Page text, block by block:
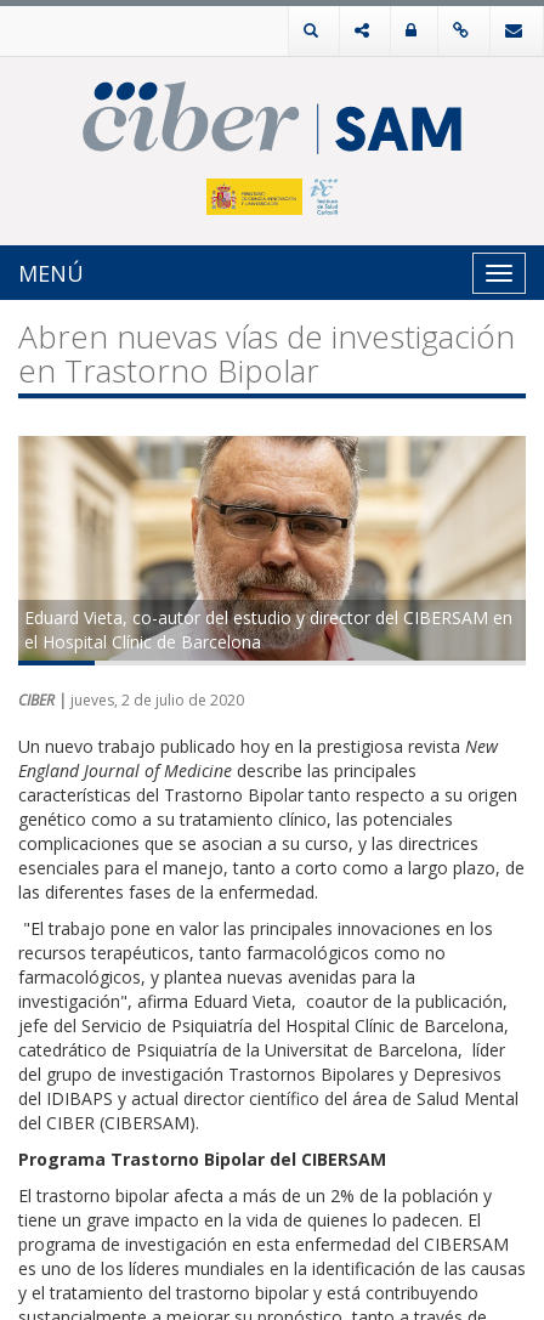
MENÚ
Abren nuevas vías de investigación
en Trastorno Bipolar
Eduard Vieta, co-autor del estudio y director del CIBERSAM en
el Hospital Clínic de Barcelona
CIBER | jueves, 2 de julio de 2020
Un nuevo trabajo publicado hoy en la prestigiosa revista New
England Journal of Medicine describe las principales
características del Trastorno Bipolar tanto respecto a su origen
genético como a su tratamiento clínico, las potenciales
complicaciones que se asocian a su curso, y las directrices
esenciales para el manejo, tanto a corto como a largo plazo, de
las diferentes fases de la enfermedad.
"El trabajo pone en valor las principales innovaciones en los
recursos terapéuticos, tanto farmacológicos como no
farmacológicos, y plantea nuevas avenidas para la
investigación", afirma Eduard Vieta, coautor de la publicación,
jefe del Servicio de Psiquiatría del Hospital Clínic de Barcelona,
catedrático de Psiquiatría de la Universitat de Barcelona, líder
del grupo de investigación Trastornos Bipolares y Depresivos
del IDIBAPS y actual director científico del área de Salud Mental
del CIBER (CIBERSAM).
Programa Trastorno Bipolar del CIBERSAM
El trastorno bipolar afecta a más de un 2% de la población y
tiene un grave impacto en la vida de quienes lo padecen. El
programa de investigación en esta enfermedad del CIBERSAM
es uno de los líderes mundiales en la identificación de las causas
y el tratamiento del trastorno bipolar y está contribuyendo